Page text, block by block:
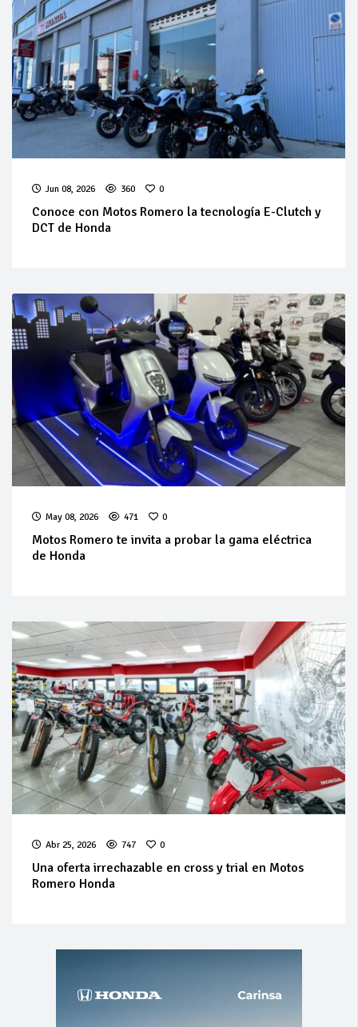
Jun 08, 2026 360 0
Conoce con Motos Romero la tecnología E-Clutch y
DCT de Honda
May 08, 2026 471 0
Motos Romero te invita a probar la gama eléctrica
de Honda
Abr 25, 2026 747 0
Una oferta irrechazable en cross y trial en Motos
Romero Honda